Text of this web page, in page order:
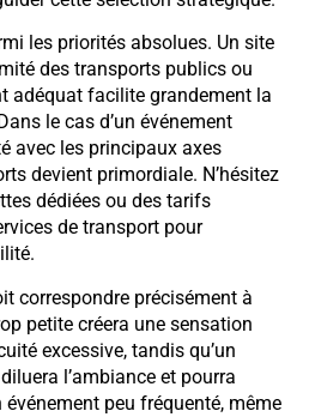
les priorités absolues. Un site
des transports publics ou
adéquat facilite grandement la
le cas d’un événement
avec les principaux axes
devient primordiale. N’hésitez
dédiées ou des tarifs
de transport pour
correspondre précisément à
petite créera une sensation
excessive, tandis qu’un
l’ambiance et pourra
événement peu fréquenté, même